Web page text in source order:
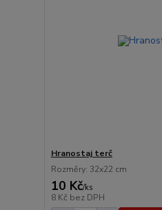
Hranostaj terč
Rozměry: 32x22 cm
10 Kč/ks
8 Kč bez DPH